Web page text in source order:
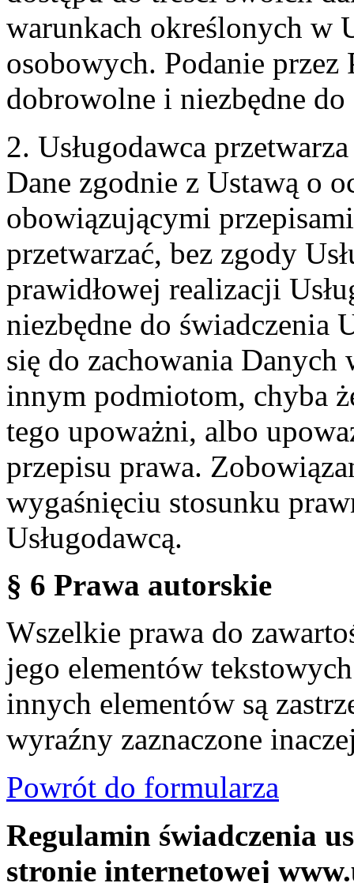
warunkach określonych w
osobowych. Podanie przez
dobrowolne i niezbędne
2. Usługodawca
Dane zgodnie z Ustawą o
obowiązującymi
przetwarzać, bez zgody
prawidłowej realizacji
niezbędne do świadczenia
się do zachowania
innym podmiotom, chyba
tego upoważni, albo
przepisu prawa.
wygaśnięciu stosunku
Usługodawcą.
§ 6 Prawa autorskie
Wszelkie prawa do
jego elementów
innych elementów są
wyraźny zaznaczone
Powrót do formularza
Regulamin świadczenia
stronie internetowej